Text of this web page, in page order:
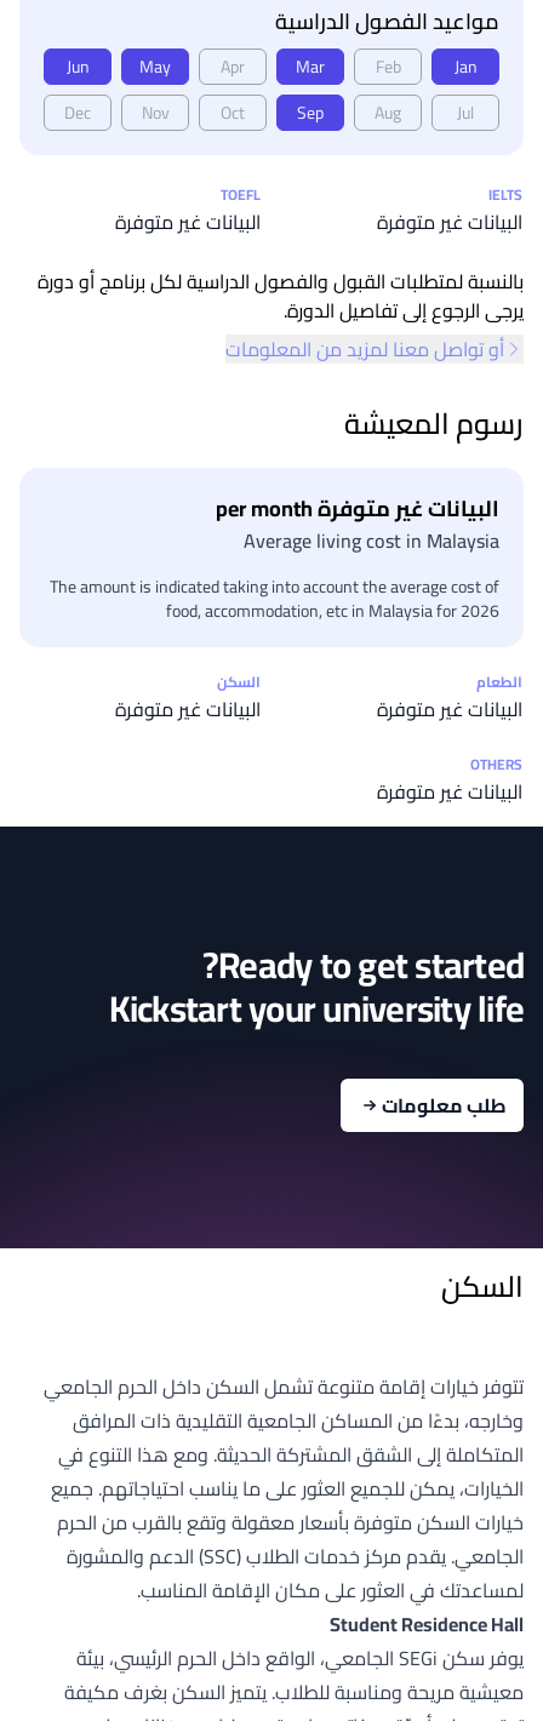
مواعيد الفصول الدراسية
Jan
Feb
Mar
Apr
May
Jun
Jul
Aug
Sep
Oct
Nov
Dec
إحصائيات القبول
IELTS
البيانات غير متوفرة
TOEFL
البيانات غير متوفرة
بالنسبة لمتطلبات القبول والفصول الدراسية لكل برنامج أو دورة
يرجى الرجوع إلى تفاصيل الدورة.
أو تواصل معنا لمزيد من المعلومات
رسوم المعيشة
البيانات غير متوفرة per month
Average living cost in Malaysia
The amount is indicated taking into account the average cost of
food, accommodation, etc in Malaysia for 2026
إحصائيات التكاليف
الطعام
البيانات غير متوفرة
السكن
البيانات غير متوفرة
OTHERS
البيانات غير متوفرة
Ready to get started?
Kickstart your university life
طلب معلومات
السكن
تتوفر خيارات إقامة متنوعة تشمل السكن داخل الحرم الجامعي
وخارجه، بدءًا من المساكن الجامعية التقليدية ذات المرافق
المتكاملة إلى الشقق المشتركة الحديثة. ومع هذا التنوع في
الخيارات، يمكن للجميع العثور على ما يناسب احتياجاتهم. جميع
خيارات السكن متوفرة بأسعار معقولة وتقع بالقرب من الحرم
الجامعي. يقدم مركز خدمات الطلاب (SSC) الدعم والمشورة
لمساعدتك في العثور على مكان الإقامة المناسب.
Student Residence Hall
يوفر سكن SEGi الجامعي، الواقع داخل الحرم الرئيسي، بيئة
معيشية مريحة ومناسبة للطلاب. يتميز السكن بغرف مكيفة